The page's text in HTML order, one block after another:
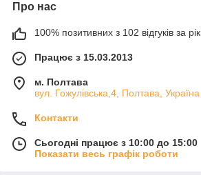
Про нас
100% позитивних з 102 відгуків за рік
Працює з 15.03.2013
м. Полтава
вул. Гожулівська,4, Полтава, Україна
Контакти
Сьогодні працює з 10:00 до 15:00
Показати весь графік роботи